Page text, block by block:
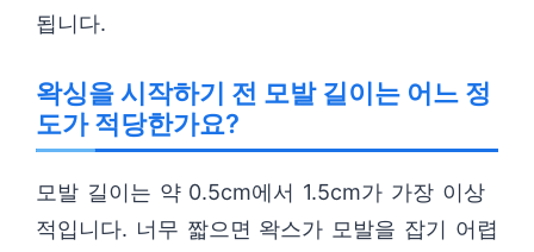
됩니다.
왁싱을 시작하기 전 모발 길이는 어느 정
도가 적당한가요?
모발 길이는 약 0.5cm에서 1.5cm가 가장 이상
적입니다. 너무 짧으면 왁스가 모발을 잡기 어렵